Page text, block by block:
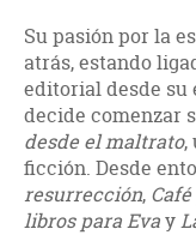
Su pasión por la
atrás, estando
editorial desde su
decide comenzar
desde el maltrato,
ficción. Desde
resurrección,
libros para Evay